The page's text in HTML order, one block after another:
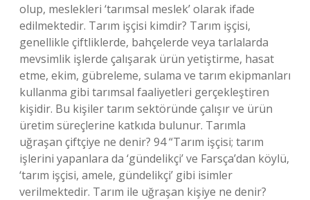
olup, meslekleri ‘tarımsal meslek’ olarak ifade
edilmektedir. Tarım işçisi kimdir? Tarım işçisi,
genellikle çiftliklerde, bahçelerde veya tarlalarda
mevsimlik işlerde çalışarak ürün yetiştirme, hasat
etme, ekim, gübreleme, sulama ve tarım ekipmanları
kullanma gibi tarımsal faaliyetleri gerçekleştiren
kişidir. Bu kişiler tarım sektöründe çalışır ve ürün
üretim süreçlerine katkıda bulunur. Tarımla
uğraşan çiftçiye ne denir? 94 “Tarım işçisi; tarım
işlerini yapanlara da ‘gündelikçi’ ve Farsça’dan köylü,
‘tarım işçisi, amele, gündelikçi’ gibi isimler
verilmektedir. Tarım ile uğraşan kişiye ne denir?